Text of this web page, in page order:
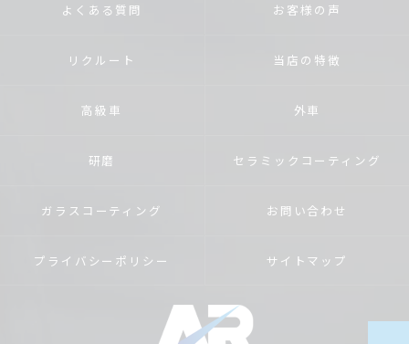
よくある質問 お客様の声
リクルート 当店の特徴
高級車 外車
研磨 セラミックコーティング
ガラスコーティング お問い合わせ
プライバシーポリシー サイトマップ